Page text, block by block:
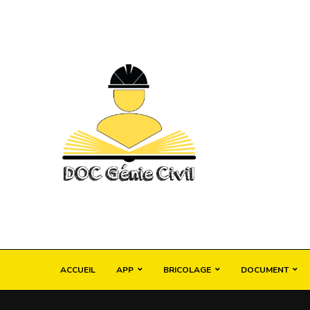
ACCUEIL APP BRICOLAGE DOCUMENT